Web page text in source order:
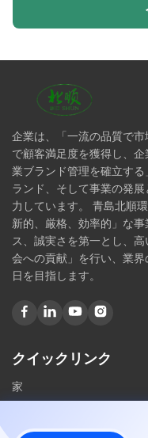
企業は、「一流の品質で
で顧客満足度を獲得し、
業ブランド管理を確立す
ランド、そして事業の発
力しています。 青島北順
新的、厳格、効率的」な
ス、誠実さを第一とし、
会への貢献」を行い、業
日を目指します。
クイックリンク
家
製品